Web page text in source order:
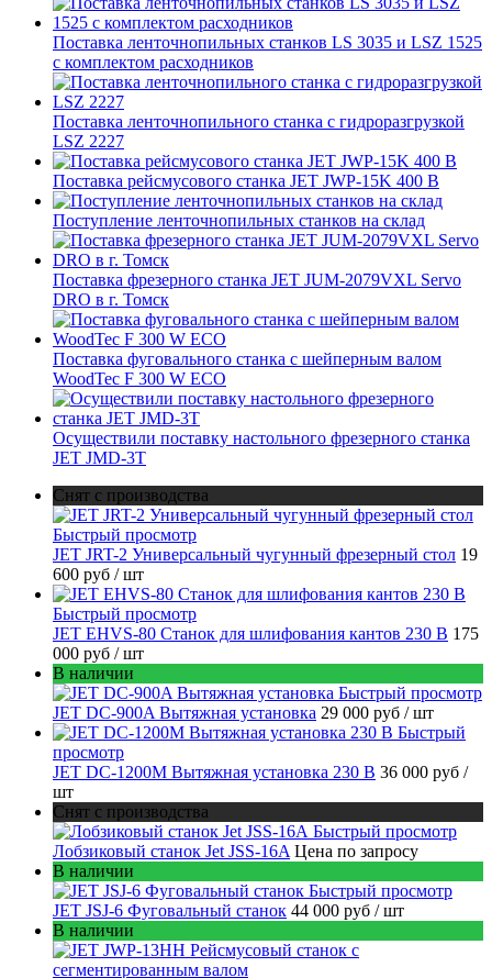
Поставка ленточнопильных станков LS 3035 и LSZ 1525
с комплектом расходников
Поставка ленточнопильного станка c гидроразгрузкой
LSZ 2227
Поставка рейсмусового станка JET JWP-15K 400 В
Поступление ленточнопильных станков на склад
Поставка фрезерного станка JET JUM-2079VXL Servo
DRO в г. Томск
Поставка фуговального станка с шейперным валом
WoodTec F 300 W ECO
Осуществили поставку настольного фрезерного станка
JET JMD-3T
Снят с производства
Быстрый просмотр
JET JRT-2 Универсальный чугунный фрезерный стол 19
600 руб / шт
Быстрый просмотр
JET EHVS-80 Станок для шлифования кантов 230 В 175
000 руб / шт
В наличии
Быстрый просмотр
JET DC-900A Вытяжная установка 29 000 руб / шт
Быстрый
просмотр
JET DC-1200M Вытяжная установка 230 В 36 000 руб /
шт
Снят с производства
Быстрый просмотр
Лобзиковый станок Jet JSS-16A Цена по запросу
В наличии
Быстрый просмотр
JET JSJ-6 Фуговальный станок 44 000 руб / шт
В наличии